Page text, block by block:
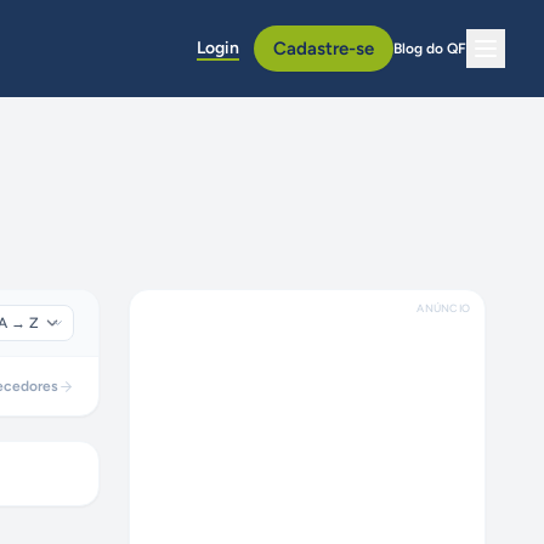
Login Cadastre-se Blog do QF
ANÚNCIO